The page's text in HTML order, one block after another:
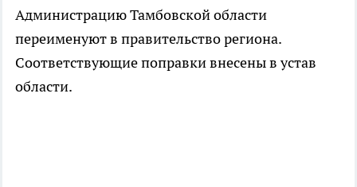
Администрацию Тамбовской области
переименуют в правительство региона.
Соответствующие поправки внесены в устав
области.